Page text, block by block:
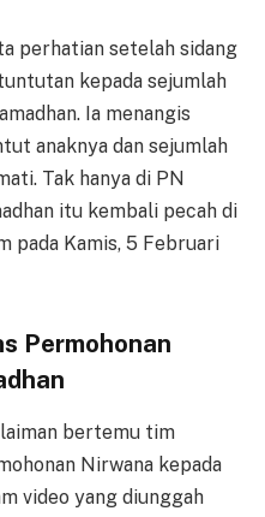
perhatian setelah sidang
kepada sejumlah
Ia menangis
anaknya dan sejumlah
Tak hanya di PN
itu kembali pecah di
pada Kamis, 5 Februari
Permohonan
bertemu tim
Nirwana kepada
video yang diunggah